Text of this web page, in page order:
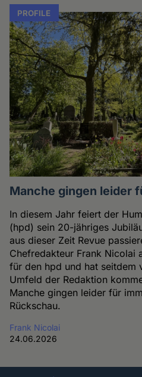
PROFILE
Manche gingen leider
In diesem Jahr feiert der
(hpd) sein 20-jähriges
aus dieser Zeit Revue
Chefredakteur Frank Nicolai
für den hpd und hat seitdem
Umfeld der Redaktion
Manche gingen leider für
Rückschau.
Frank Nicolai
24.06.2026